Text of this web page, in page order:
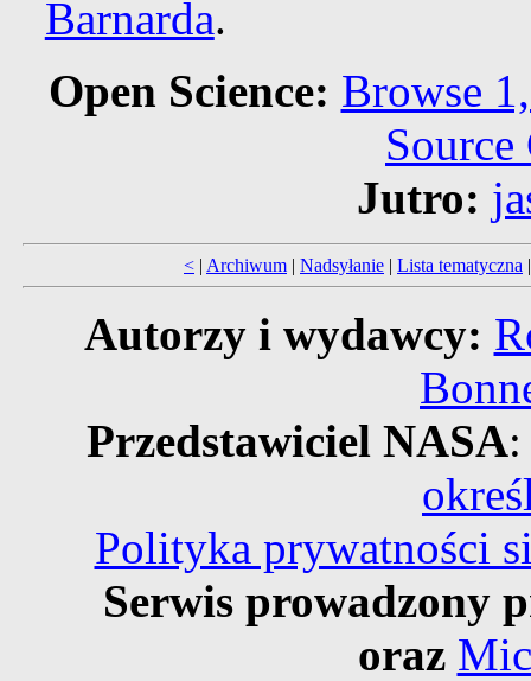
Barnarda.
Open Science: Browse
Jutro:
< | Archiwum | Nadsyłanie | Lista tematyczna
Autorzy i wydawcy:
Przedstawiciel NASA
Polityka prywatności
Serwis prowadzony
oraz